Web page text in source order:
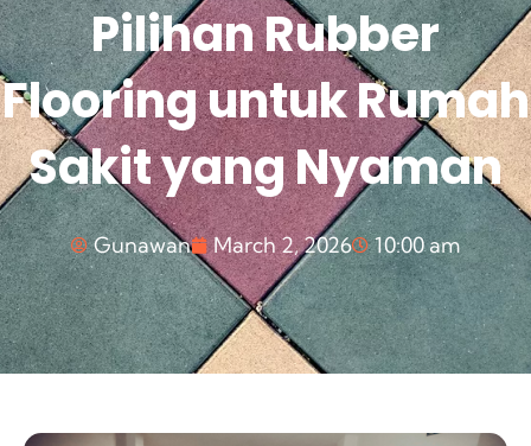
Pilihan Rubber
Flooring untuk Rumah
Sakit yang Nyaman
Gunawan March 2, 2026 10:00 am